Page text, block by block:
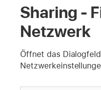
Sharing -
Netzwerk
Öffnet das